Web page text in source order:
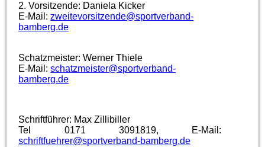
2. Vorsitzende: Daniela Kicker
E-Mail:zweitevorsitzende@sportverband-
bamberg.de
Schatzmeister: Werner Thiele
E-Mail:schatzmeister@sportverband-
bamberg.de
Schriftführer: Max Zillibiller
Tel 0171 3091819, E-Mail:
schriftfuehrer@sportverband-bamberg.de